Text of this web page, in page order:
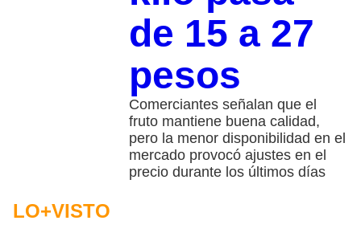
de 15 a 27
pesos
Comerciantes señalan que el
fruto mantiene buena calidad,
pero la menor disponibilidad en el
mercado provocó ajustes en el
precio durante los últimos días
LO+VISTO